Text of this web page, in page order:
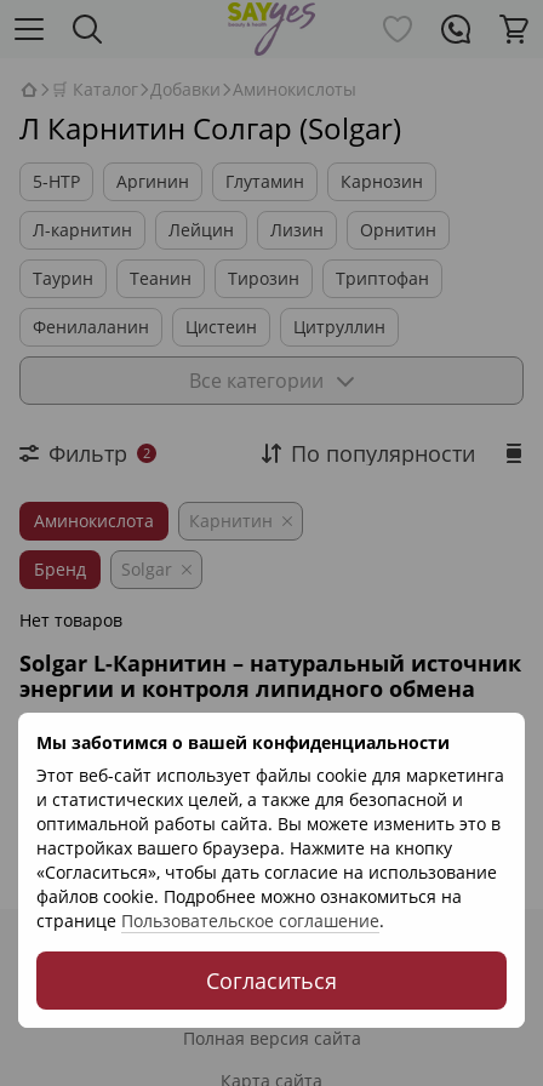
Мы заботимся о вашей конфиденциальности
Этот веб-сайт использует файлы cookie для маркетинга
и статистических целей, а также для безопасной и
оптимальной работы сайта. Вы можете изменить это в
настройках вашего браузера. Нажмите на кнопку
«Согласиться», чтобы дать согласие на использование
файлов cookie. Подробнее можно ознакомиться на
странице Пользовательское соглашение.
Согласиться
🛒 Каталог Добавки Аминокислоты
Л Карнитин Солгар (Solgar)
5-HTP Аргинин Глутамин Карнозин
Л-карнитин Лейцин Лизин Орнитин
Таурин Теанин Тирозин Триптофан
Фенилаланин Цистеин Цитруллин
Комплексы Аминокислот
Все категории
Фильтр 2 По популярности
Аминокислота Карнитин
Бренд Solgar
Нет товаров
Solgar L-Карнитин – натуральный источник
энергии и контроля липидного обмена
Поступление в организм необходимого количества
питательных веществ является залогом крепкого здоровья
и правильного протекания всех функций и обменных
процессов. Такой микроэлемент как L-карнитин является
аминокислотой, которая вырабатывается в нашем
организме и выполняет функцию транспортировки
энергии, чтобы наполнять ею весь организм. Это
позволяет правильно и активно функционировать всем
органам, а также поддерживать обменные и
Купить лучший Л карнитин вы можете в интернет-
магазине SAYYES. На сайте представлен широкий
ассортимент пищевых добавок и витаминов от известных
брендов, при этом вся продукция натуральная и
безопасная для здоровья, чтобы укрепить иммунитет и
Развернуть
(067) 400-67-86
Контакты
Полная версия сайта
Карта сайта